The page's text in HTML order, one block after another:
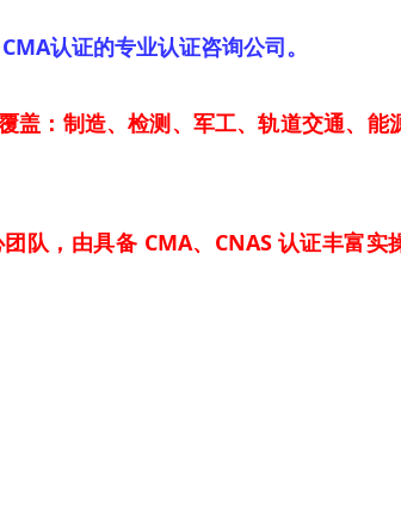
认证的专业认证咨询公司。
盖：制造、检测、军工、轨道交通、
队，由具备 CMA、CNAS 认证丰富实